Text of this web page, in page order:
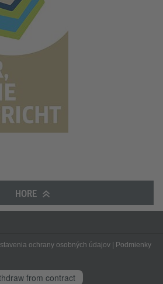
HORE
ochrany osobných údajov | Podmienky
from contract